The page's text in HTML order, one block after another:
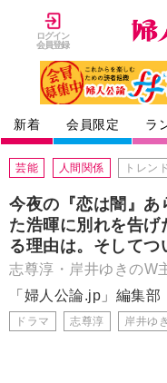
ログイン
会員登録
新着 会員限定 ラ
芸能 人間関係 トレンド
今夜の『恋は闇』あ
た浩暉に別れを告
る理由は。そして
志尊淳・岸井ゆきのW
「婦人公論.jp」編集部
ドラマ 志尊淳 岸井ゆ